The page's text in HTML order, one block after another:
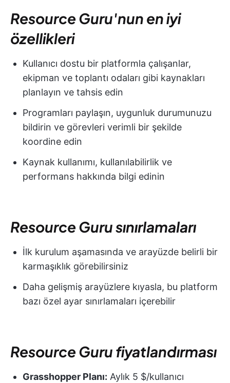
Resource Guru'nun en iyi
özellikleri
Kullanıcı dostu bir platformla çalışanlar,
ekipman ve toplantı odaları gibi kaynakları
planlayın ve tahsis edin
Programları paylaşın, uygunluk durumunuzu
bildirin ve görevleri verimli bir şekilde
koordine edin
Kaynak kullanımı, kullanılabilirlik ve
performans hakkında bilgi edinin
Resource Guru sınırlamaları
İlk kurulum aşamasında ve arayüzde belirli bir
karmaşıklık görebilirsiniz
Daha gelişmiş arayüzlere kıyasla, bu platform
bazı özel ayar sınırlamaları içerebilir
Resource Guru fiyatlandırması
Grasshopper Planı: Aylık 5 $/kullanıcı